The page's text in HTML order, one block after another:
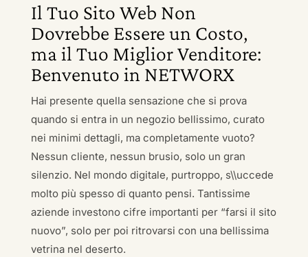
Il Tuo Sito Web Non
Dovrebbe Essere un Costo,
ma il Tuo Miglior Venditore:
Benvenuto in NETWORX
Hai presente quella sensazione che si prova
quando si entra in un negozio bellissimo, curato
nei minimi dettagli, ma completamente vuoto?
Nessun cliente, nessun brusio, solo un gran
silenzio. Nel mondo digitale, purtroppo, s\\uccede
molto più spesso di quanto pensi. Tantissime
aziende investono cifre importanti per “farsi il sito
nuovo”, solo per poi ritrovarsi con una bellissima
vetrina nel deserto.